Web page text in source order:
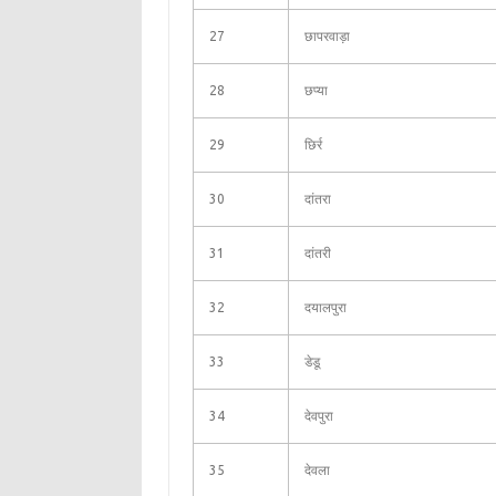
27 छापरवाड़ा
28 छप्या
29 छिर्र
30 दांतरा
31 दांतरी
32 दयालपुरा
33 डेडू
34 देवपुरा
35 देवला